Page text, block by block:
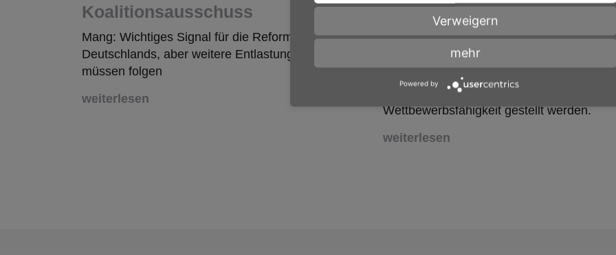
Koalitionsausschuss
Mang: Wichtiges Signal für die Reformfähigkeit
Deutschlands, aber weitere Entlastungsschritte
müssen folgen
weiterlesen
Koalitionsvertrag und
Kanzlerwahl
Mang: Glückwunsch an Bundeskanzler
alle Minister. Die Weichen müssen nun
und entschlossen in Richtung Wachstum
Wettbewerbsfähigkeit gestellt werden.
weiterlesen
Verweigern
mehr
Powered by